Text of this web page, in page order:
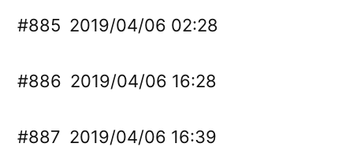
#885 2019/04/06 02:28
#886 2019/04/06 16:28
#887 2019/04/06 16:39